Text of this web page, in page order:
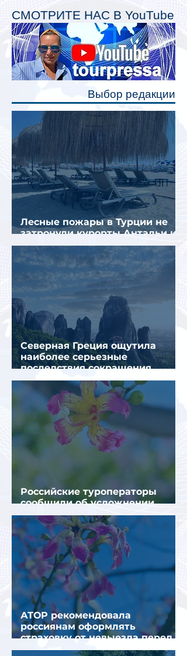
планируется начать в 2027 году.
Одним из главных нововведений
станут индивидуальные шторки у
каждого спального места. Они
позволят пассажирам закрыть свою
полку во время сна или отдыха,
СМОТРИТЕ НАС В YouTube
Выбор редакции
Лесные пожары в Турции не
затронули курорты Антальи и
Муглы
Северная Греция ощутила
наиболее серьезные
последствия сокращения
турпотока из России
Российские туроператоры
сообщили об усложнении
получения виз в Грецию
АТОР рекомендовала
россиянам оформлять
страховку от невыезда перед
поездкой в Грецию